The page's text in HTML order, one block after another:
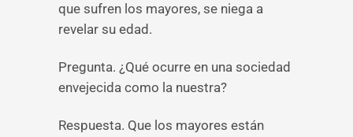
que sufren los mayores, se niega a
revelar su edad.
Pregunta. ¿Qué ocurre en una sociedad
envejecida como la nuestra?
Respuesta. Que los mayores están